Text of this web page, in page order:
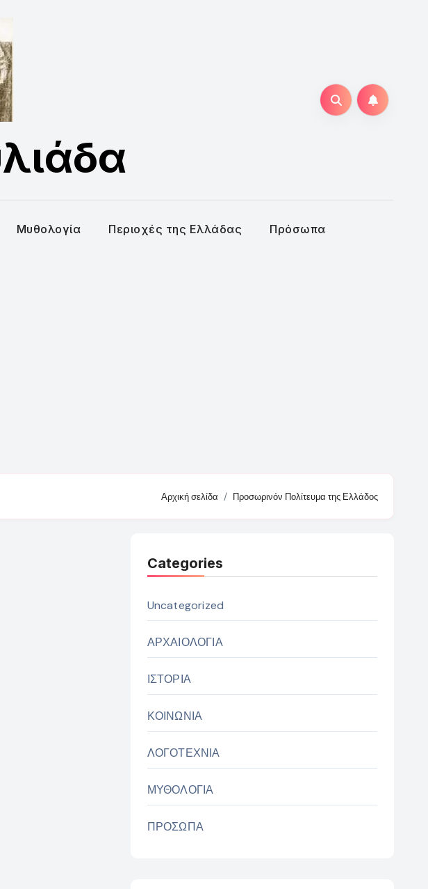
Μυθολογία Περιοχές της Ελλάδας Πρόσωπα
Αρχική σελίδα Προσωρινόν Πολίτευμα της Ελλάδος
Categories
Uncategorized
ΑΡΧΑΙΟΛΟΓΙΑ
ΙΣΤΟΡΙΑ
ΚΟΙΝΩΝΙΑ
ΛΟΓΟΤΕΧΝΙΑ
ΜΥΘΟΛΟΓΙΑ
ΠΡΟΣΩΠΑ